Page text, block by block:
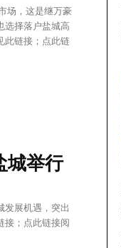
场，这是继万豪
选择落户盐城高
此链接；点此链
城举行
发展机遇，突出
接；点此链接阅